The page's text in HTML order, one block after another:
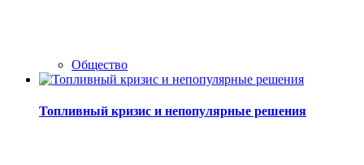
Общество
Топливный кризис и непопулярные решения